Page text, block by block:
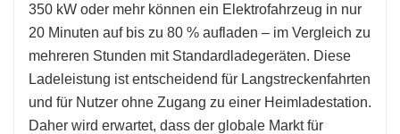
350 kW oder mehr können ein Elektrofahrzeug in nur
20 Minuten auf bis zu 80 % aufladen – im Vergleich zu
mehreren Stunden mit Standardladegeräten. Diese
Ladeleistung ist entscheidend für Langstreckenfahrten
und für Nutzer ohne Zugang zu einer Heimladestation.
Daher wird erwartet, dass der globale Markt für